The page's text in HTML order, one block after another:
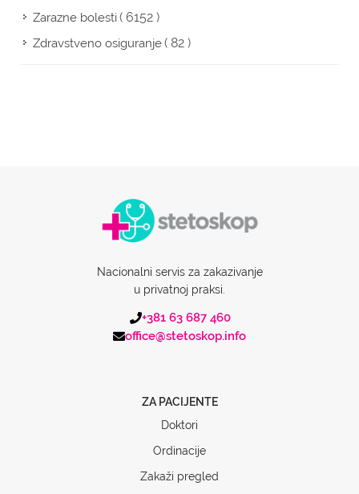
Zarazne bolesti( 6152 )
Zdravstveno osiguranje( 82 )
Nacionalni servis za zakazivanje
u privatnoj praksi.
+381 63 687 460
office@stetoskop.info
ZA PACIJENTE
Doktori
Ordinacije
Zakaži pregled